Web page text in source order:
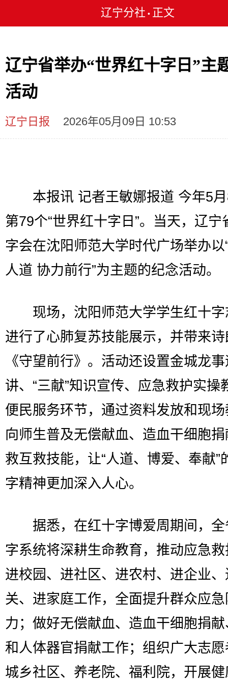
辽宁分社 • 正文
辽宁省举办“世界红十字日”主
活动
辽宁日报 2026年05月09日 10:53
本报讯 记者王敏娜报道 今年5月
第79个“世界红十字日”。当天，辽宁
字会在沈阳师范大学时代广场举办以
人道 协力前行”为主题的纪念活动。
现场，沈阳师范大学学生红十字
进行了心肺复苏技能展示，并带来
《守望前行》。活动还设置金城龙
讲、“三献”知识宣传、应急救护实操
便民服务环节，通过资料发放和现
向师生普及无偿献血、造血干细胞
救互救技能，让“人道、博爱、奉献”
字精神更加深入人心。
据悉，在红十字博爱周期间，全
字系统将深耕生命教育，推动应急
进校园、进社区、进农村、进企业
关、进家庭工作，全面提升群众应
力；做好无偿献血、造血干细胞捐
和人体器官捐献工作；组织广大志
城乡社区、养老院、福利院，开展